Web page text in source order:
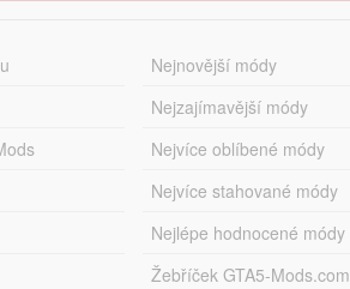
Nejnovější módy
Nejzajímavější módy
Nejvíce oblíbené módy
Nejvíce stahované módy
Nejlépe hodnocené módy
Žebříček GTA5-Mods.com